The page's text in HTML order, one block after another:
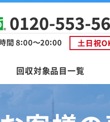
回収対象品目一覧